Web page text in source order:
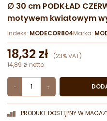
∅ 30 cm PODKŁAD
motywem kwiatowym
Indeks: MODECOR804Marka:
18,32 zł (23% VAT)
14,89 zł netto
- +
PRODUKT DOSTĘPNY W